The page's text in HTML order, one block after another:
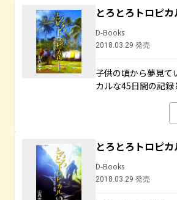
とろとろトロピ
D-Books
2018.03.29 発売
子供の頃から夢見て
カルな45日間の記録
とろとろトロピ
D-Books
2018.03.29 発売